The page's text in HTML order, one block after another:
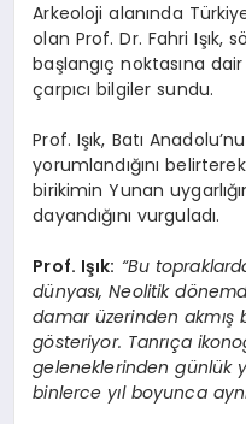
Arkeoloji alanında
olan Prof. Dr. Fahri Işık,
başlangıç noktasına
çarpıcı bilgiler sundu.
Prof. Işık, Batı
yorumlandığını
birikimin Yunan
dayandığını vurguladı.
Prof. Işık: “Bu
dünyası, Neolitik
damar üzerinden akmış
gösteriyor. Tanrıça
geleneklerinden günlük
binlerce yıl boyunca